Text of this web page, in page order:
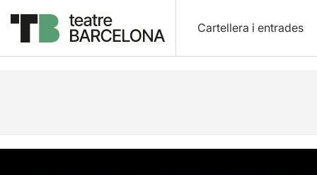
Cartellera i entrades
Descripció Fitxa artística Fotos i vídeos